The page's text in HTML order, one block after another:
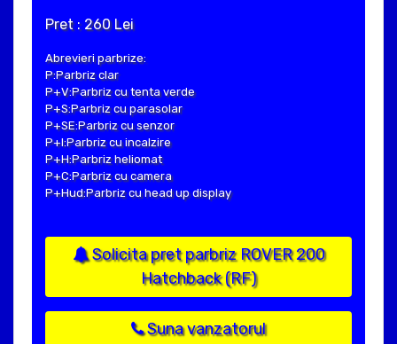
Pret : 260 Lei
Abrevieri parbrize:
P:Parbriz clar
P+V:Parbriz cu tenta verde
P+S:Parbriz cu parasolar
P+SE:Parbriz cu senzor
P+I:Parbriz cu incalzire
P+H:Parbriz heliomat
P+C:Parbriz cu camera
P+Hud:Parbriz cu head up display
Solicita pret parbriz ROVER 200
Hatchback (RF)
Suna vanzatorul